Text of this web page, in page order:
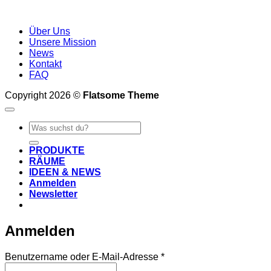
Über Uns
Unsere Mission
News
Kontakt
FAQ
Copyright 2026 © Flatsome Theme
Suche
nach:
PRODUKTE
RÄUME
IDEEN & NEWS
Anmelden
Newsletter
Anmelden
Benutzername oder E-Mail-Adresse *Erforderlich